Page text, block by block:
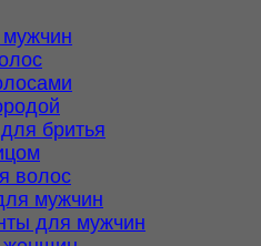
мужчин
бритья
волос
мужчин
для мужчин